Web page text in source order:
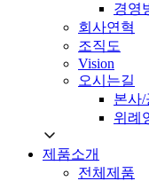
경영
회사연혁
조직도
Vision
오시는길
본사/
위례
제품소개
전체제품